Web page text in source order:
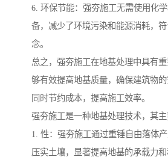
6. 环保节能：强夯施工无需使用化
备，减少了环境污染和能源消耗，
念。
总之，强夯施工在地基处理中具有
够有效提高地基质量，确保建筑物的
同时节约成本，提高施工效率。
强夯施工是一种地基处理技术，其主
1. 性：强夯施工通过重锤自由落体
压实土壤，显著提高地基的承载力